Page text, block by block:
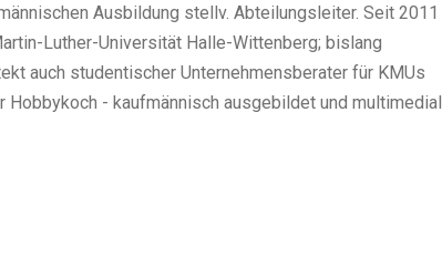
Ausbildung stellv. Abteilungsleiter. Seit 2011
Luther-Universität Halle-Wittenberg; bislang
auch studentischer Unternehmensberater für KMUs
- kaufmännisch ausgebildet und multimedial